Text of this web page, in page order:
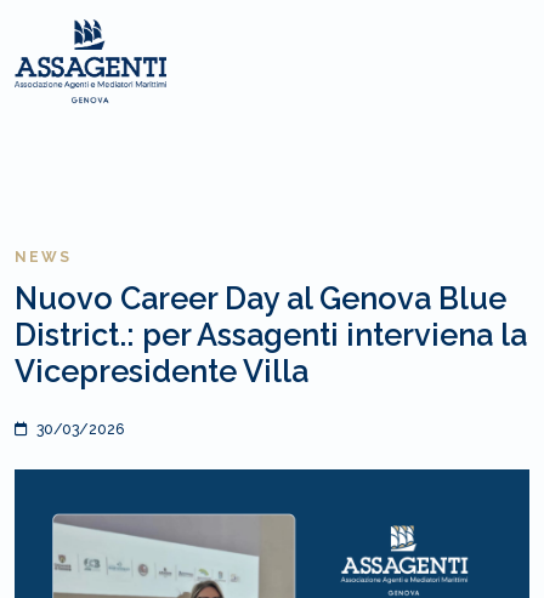
NEWS
Nuovo Career Day al Genova Blue
District.: per Assagenti interviena la
Vicepresidente Villa
30/03/2026